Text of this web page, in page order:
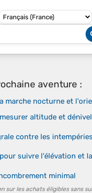
aventure :
marche nocturne et
altitude et
contre les
suivre l'élévation et
minimal
sur les achats éligibles sans